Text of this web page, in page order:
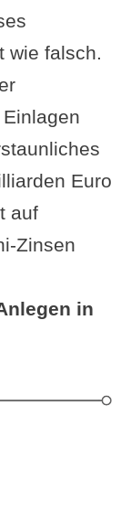
wie falsch.
Euro
auf
Zinsen
in